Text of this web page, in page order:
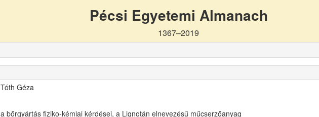
Pécsi Egyetemi Almanach
1367–2019
Tóth Géza
a bőrgyártás fiziko-kémiai kérdései, a Lignotán elnevezésű műcserzőanyag